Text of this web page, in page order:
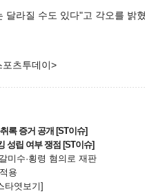
라질 수도 있다"고 각오를 밝
츠투데이>
록 증거 공개 [ST이슈]
성립 여부 쟁점 [ST이슈]
미수·횡령 혐의로 재판
용
타엿보기]